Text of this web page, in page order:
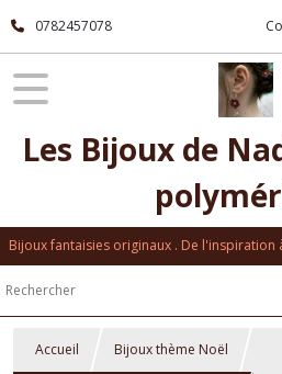
0782457078
Les Bijoux de
Bijoux fantaisies originaux . De l'inspiration
Accueil Bijoux thème Noël